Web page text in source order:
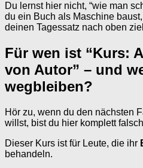
Du lernst hier nicht, “wie man
du ein Buch als Maschine
deinen Tagessatz nach oben
Für wen ist “Kurs:
von Autor” – und
wegbleiben?
Hör zu, wenn du den nächsten
willst, bist du hier komplett
Dieser Kurs ist für Leute, die ihr
behandeln.